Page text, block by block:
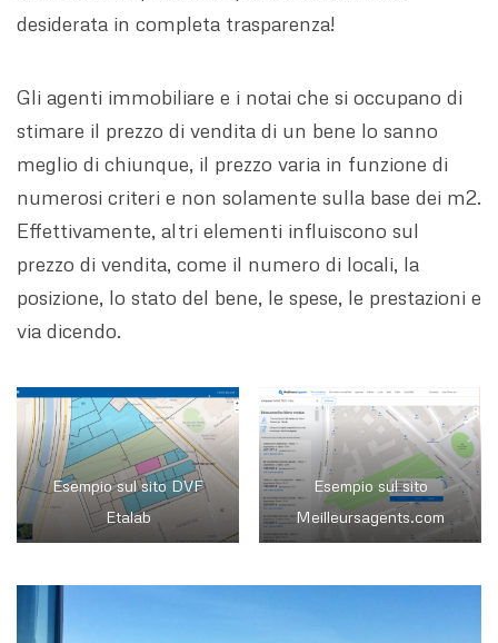
desiderata in completa trasparenza!
Gli agenti immobiliare e i notai che si occupano di
stimare il prezzo di vendita di un bene lo sanno
meglio di chiunque, il prezzo varia in funzione di
numerosi criteri e non solamente sulla base dei m2.
Effettivamente, altri elementi influiscono sul
prezzo di vendita, come il numero di locali, la
posizione, lo stato del bene, le spese, le prestazioni e
via dicendo.
Esempio sul sito DVF
Etalab
Esempio sul sito
Meilleursagents.com